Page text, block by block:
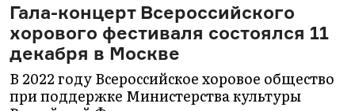
Гала-концерт Всероссийского
хорового фестиваля состоялся 11
декабря в Москве
В 2022 году Всероссийское хоровое общество
при поддержке Министерства культуры